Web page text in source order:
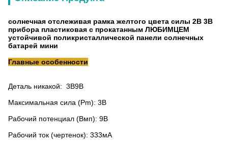
солнечная отслеживая рамка желтого цвета силы 2В 3В
прибора пластиковая с прокатанным ЛЮБИМЦЕМ
устойчивой поликристаллической панели солнечных
батарей мини
Главные особенности
Деталь никакой: 3В9В
Максимальная сила (Pm): 3В
Рабочий потенциал (Вмп): 9В
Рабочий ток (чертенок): 333мА